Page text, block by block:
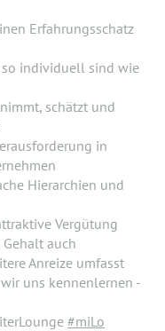
Erfahrungsschatz
individuell sind wie
schätzt und
in
Hierarchien und
Vergütung
auch
Anreize umfasst
uns kennenlernen -
#miLo